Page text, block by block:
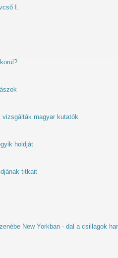
I.
vizsgálták magyar kutatók
holdját
titkait
New Yorkban - dal a csillagok